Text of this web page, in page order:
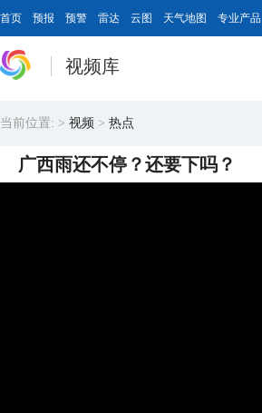
首页 预报 预警 雷达 云图 天气地图 专业产品
视频库
当前位置: > 视频 > 热点
广西雨还不停？还要下吗？